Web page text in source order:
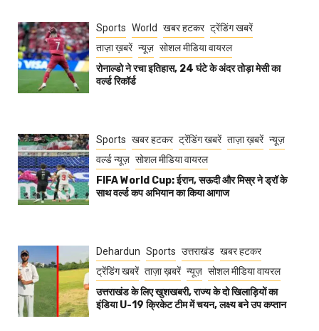
Sports World खबर हटकर ट्रेंडिंग खबरें
ताज़ा ख़बरें न्यूज़ सोशल मीडिया वायरल
रोनाल्डो ने रचा इतिहास, 24 घंटे के अंदर तोड़ा मेसी का
वर्ल्ड रिकॉर्ड
Sports खबर हटकर ट्रेंडिंग खबरें ताज़ा ख़बरें न्यूज़
वर्ल्ड न्यूज़ सोशल मीडिया वायरल
FIFA World Cup: ईरान, सऊदी और मिस्र ने ड्रॉ के
साथ वर्ल्ड कप अभियान का किया आगाज
Dehardun Sports उत्तराखंड खबर हटकर
ट्रेंडिंग खबरें ताज़ा ख़बरें न्यूज़ सोशल मीडिया वायरल
उत्तराखंड के लिए खुशखबरी, राज्य के दो खिलाड़ियों का
इंडिया U-19 क्रिकेट टीम में चयन, लक्ष्य बने उप कप्तान